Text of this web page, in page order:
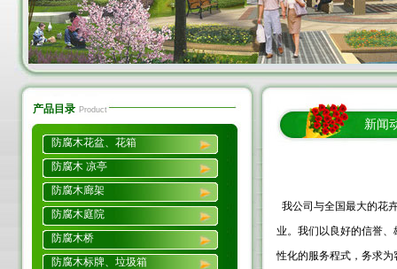
产品目录 Product
防腐木花盆、花箱
防腐木 凉亭
防腐木廊架
防腐木庭院
防腐木桥
防腐木标牌、垃圾箱
新闻
我公司 与全国最大的花
业。我们以良好的信誉
性化的服务程式，务求